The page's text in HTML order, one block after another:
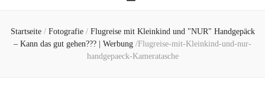
Startseite / Fotografie / Flugreise mit Kleinkind und "NUR" Handgepäck
– Kann das gut gehen??? | Werbung /Flugreise-mit-Kleinkind-und-nur-
handgepaeck-Kameratasche